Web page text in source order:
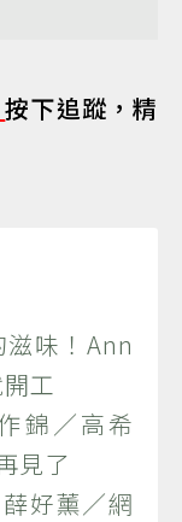
按下追蹤，精
味！Ann
工
錦／高希
見了
好薰／網